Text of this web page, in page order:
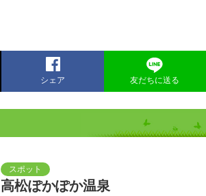
シェア 友だちに送る
高松ぽかぽか温泉